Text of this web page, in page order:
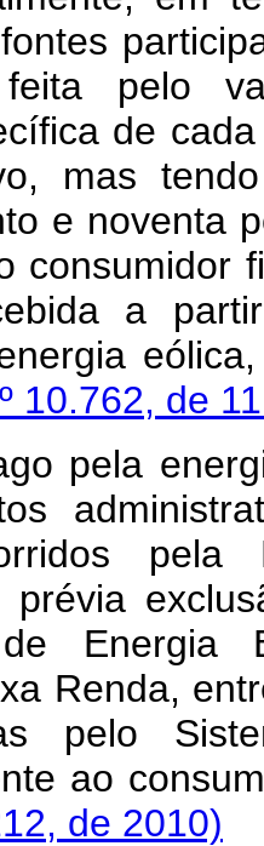
pelo
de
mas
e noventa
consumidor
a
energia
10.762, de
pela
pela
prévia
Energia
Renda,
pelo
ao
de 2010)